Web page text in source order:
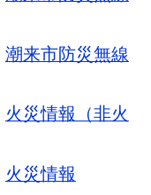
潮来市防災無線
火災情報（非火
火災情報